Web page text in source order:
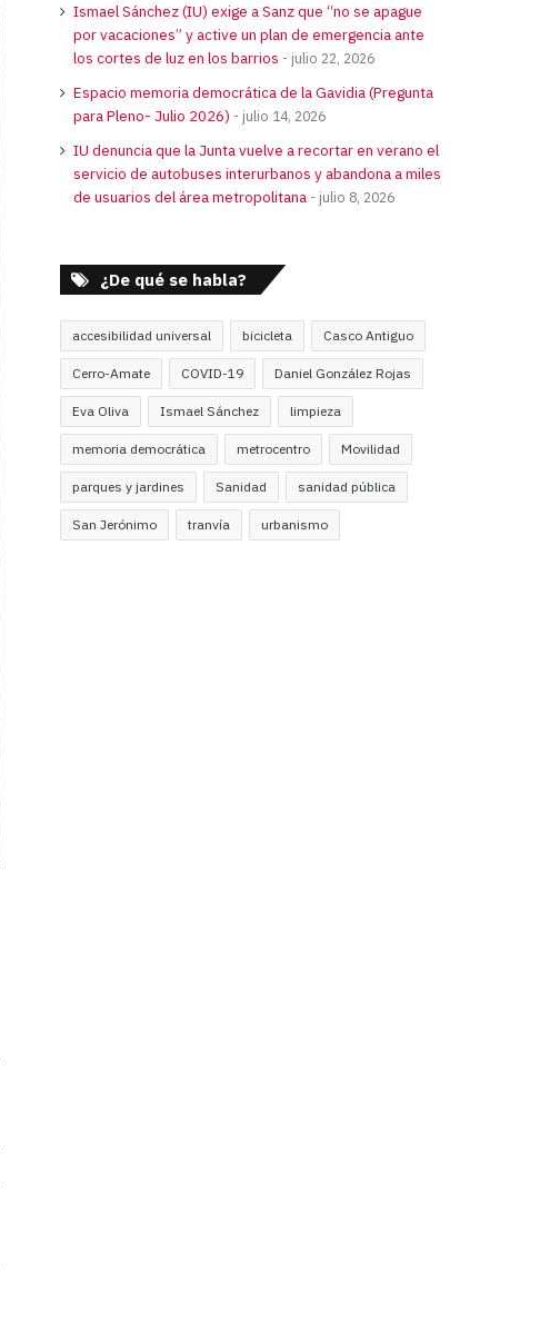
Ismael Sánchez (IU) exige a Sanz que “no se apague
por vacaciones” y active un plan de emergencia ante
los cortes de luz en los barrios
julio 22, 2026
Espacio memoria democrática de la Gavidia (Pregunta
para Pleno- Julio 2026)
julio 14, 2026
IU denuncia que la Junta vuelve a recortar en verano el
servicio de autobuses interurbanos y abandona a miles
de usuarios del área metropolitana
julio 8, 2026
¿De qué se habla?
accesibilidad universal bicicleta Casco Antiguo
Cerro-Amate COVID-19 Daniel González Rojas
Eva Oliva Ismael Sánchez limpieza
memoria democrática metrocentro Movilidad
parques y jardines Sanidad sanidad pública
San Jerónimo tranvía urbanismo